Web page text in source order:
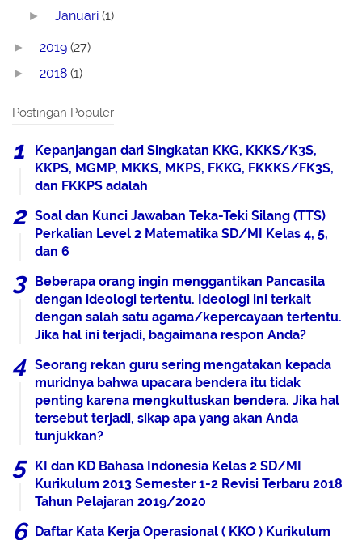
► Januari(1)
► 2019 (27)
► 2018 (1)
Postingan Populer
Kepanjangan dari Singkatan KKG, KKKS/K3S,
KKPS, MGMP, MKKS, MKPS, FKKG, FKKKS/FK3S,
dan FKKPS adalah
Soal dan Kunci Jawaban Teka-Teki Silang (TTS)
Perkalian Level 2 Matematika SD/MI Kelas 4, 5,
dan 6
Beberapa orang ingin menggantikan Pancasila
dengan ideologi tertentu. Ideologi ini terkait
dengan salah satu agama/kepercayaan tertentu.
Jika hal ini terjadi, bagaimana respon Anda?
Seorang rekan guru sering mengatakan kepada
muridnya bahwa upacara bendera itu tidak
penting karena mengkultuskan bendera. Jika hal
tersebut terjadi, sikap apa yang akan Anda
tunjukkan?
KI dan KD Bahasa Indonesia Kelas 2 SD/MI
Kurikulum 2013 Semester 1-2 Revisi Terbaru 2018
Tahun Pelajaran 2019/2020
Daftar Kata Kerja Operasional ( KKO ) Kurikulum